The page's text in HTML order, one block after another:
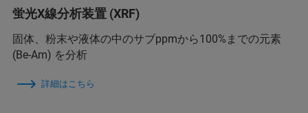
蛍光X線分析装置 (XRF)
固体、粉末や液体の中のサブppmから100%までの元素
(Be-Am) を分析
詳細はこちら